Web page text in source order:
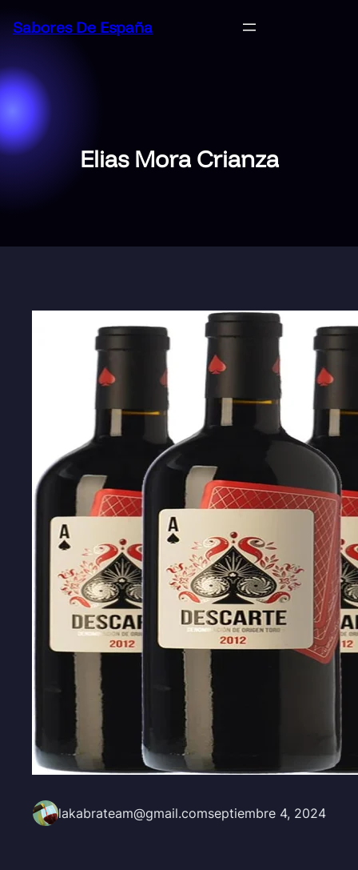
Sabores De España
Elias Mora Crianza
lakabrateam@gmail.comseptiembre 4, 2024